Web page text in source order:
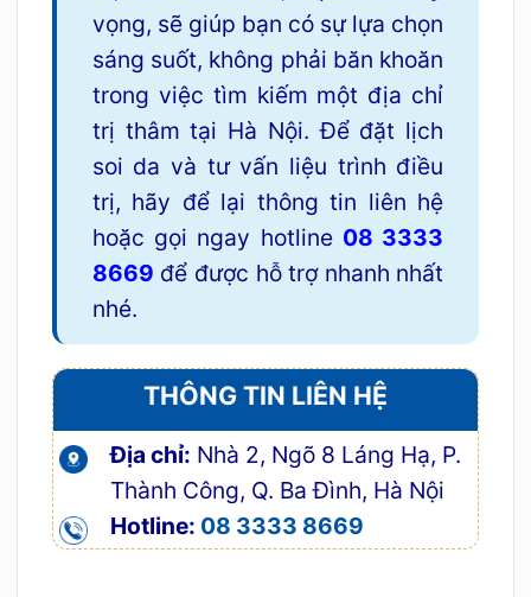
vọng, sẽ giúp bạn có sự lựa chọn
sáng suốt, không phải băn khoăn
trong việc tìm kiếm một địa chỉ
trị thâm tại Hà Nội. Để đặt lịch
soi da và tư vấn liệu trình điều
trị, hãy để lại thông tin liên hệ
hoặc gọi ngay hotline 08 3333
8669 để được hỗ trợ nhanh nhất
nhé.
THÔNG TIN LIÊN HỆ
Địa chỉ: Nhà 2, Ngõ 8 Láng Hạ, P.
Thành Công, Q. Ba Đình, Hà Nội
Hotline: 08 3333 8669